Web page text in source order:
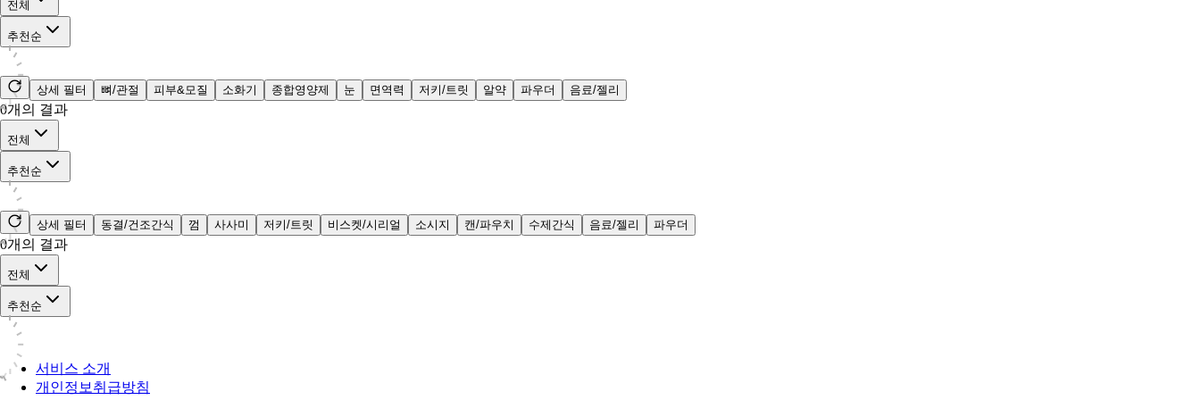
전체
추천순
상세 필터 뼈/관절 피부&모질 소화기 종합영양제 눈 면역력 저키/트릿 알약 파우더 음료/젤리
0개의 결과
전체
추천순
상세 필터 동결/건조간식 껌 사사미 저키/트릿 비스켓/시리얼 소시지 캔/파우치 수제간식 음료/젤리 파우더
0개의 결과
전체
추천순
서비스 소개
개인정보취급방침